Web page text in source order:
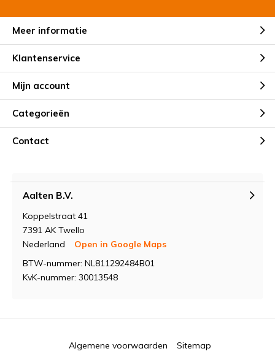
Meer informatie
Klantenservice
Mijn account
Categorieën
Contact
Aalten B.V.
Koppelstraat 41
7391 AK Twello
Nederland
Open in Google Maps
BTW-nummer: NL811292484B01
KvK-nummer: 30013548
Algemene voorwaarden Sitemap